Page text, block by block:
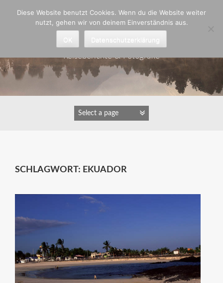
Astrid Padberg
Reiseberichte & Fotografie
SCHLAGWORT: EKUADOR
Diese Website benutzt Cookies. Wenn du die Website weiter
nutzt, gehen wir von deinem Einverständnis aus.